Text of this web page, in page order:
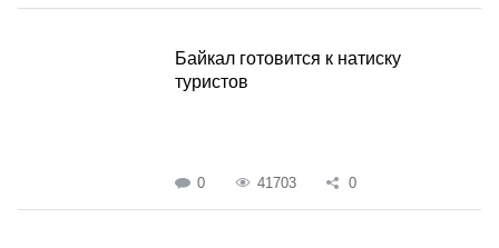
Байкал готовится к натиску
туристов
0 41703 0